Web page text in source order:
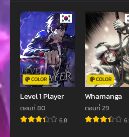
ตอนที่ 114
พฤศจิกายน 21, 2022
ตอ
พฤ
ตอนที่ 112
พฤศจิกายน 21, 2022
ตอ
พฤ
ตอนที่ 110
พฤศจิกายน 21, 2022
ตอ
พฤ
ตอนที่ 108
พฤศจิกายน 21, 2022 พฤ
COLOR
Level 1 Player
ตอนที่ 80
6.8
COLOR
Whamanga
ตอนที่ 29